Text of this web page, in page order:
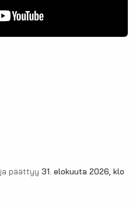
ja päättyy 31. elokuuta 2026, klo